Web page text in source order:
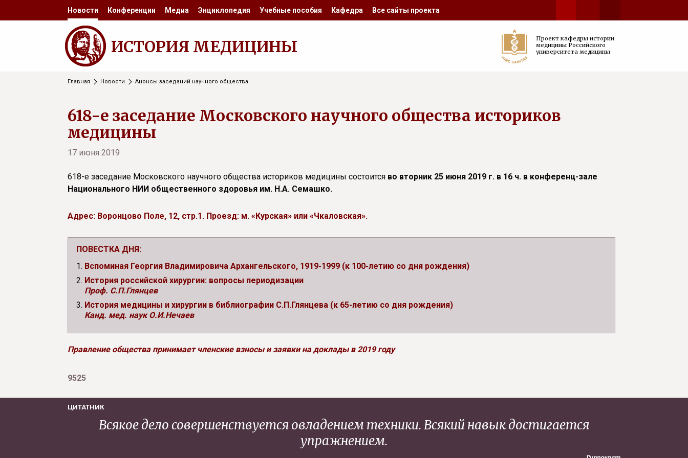
Новости Конференции Медиа Энциклопедия Учебные пособия Кафедра Все сайты проекта
ИСТОРИЯ МЕДИЦИНЫ
Проект кафедры истории
медицины Российского
университета медицины
Главная Новости Анонсы заседаний научного общества
618-е заседание Московского научного общества историков
медицины
17 июня 2019
618-е заседание Московского научного общества историков медицины состоится во вторник 25 июня 2019 г. в 16 ч. в конференц-зале
Национального НИИ общественного здоровья им. Н.А. Семашко.
Адрес: Воронцово Поле, 12, стр.1. Проезд: м. «Курская» или «Чкаловская».
ПОВЕСТКА ДНЯ:
Вспоминая Георгия Владимировича Архангельского, 1919-1999 (к 100-летию со дня рождения)
История российской хирургии: вопросы периодизации
Проф. С.П.Глянцев
История медицины и хирургии в библиографии С.П.Глянцева (к 65-летию со дня рождения)
Канд. мед. наук О.И.Нечаев
Правление общества принимает членские взносы и заявки на доклады в 2019 году
9525
ЦИТАТНИК
Всякое дело совершенствуется овладением техники. Всякий навык достигается
упражнением.